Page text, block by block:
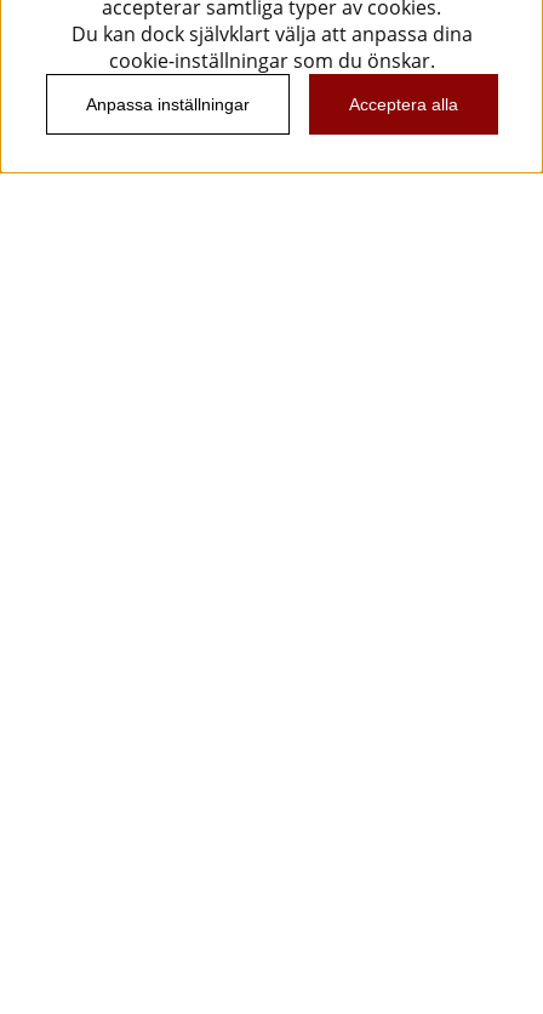
accepterar samtliga typer av cookies.
Du kan dock självklart välja att anpassa dina
cookie-inställningar som du önskar.
Anpassa inställningar Acceptera alla